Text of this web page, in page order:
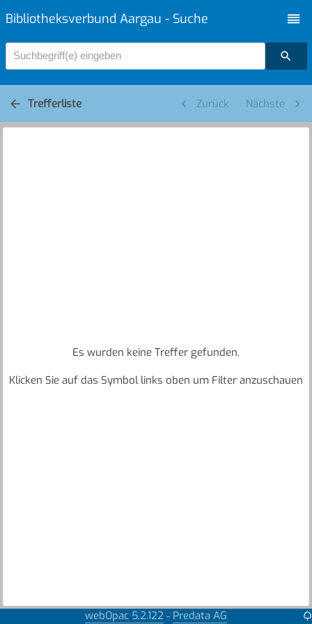
Bibliotheksverbund Aargau - Suche
Suchbegriff(e) eingeben
Trefferliste Zurück Nächste
Es wurden keine Treffer gefunden.
Klicken Sie auf das Symbol links oben um Filter anzuschauen
webOpac 5.2.122 - Predata AG